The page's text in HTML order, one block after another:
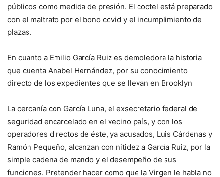
públicos como medida de presión. El coctel está preparado
con el maltrato por el bono covid y el incumplimiento de
plazas.
En cuanto a Emilio García Ruiz es demoledora la historia
que cuenta Anabel Hernández, por su conocimiento
directo de los expedientes que se llevan en Brooklyn.
La cercanía con García Luna, el exsecretario federal de
seguridad encarcelado en el vecino país, y con los
operadores directos de éste, ya acusados, Luis Cárdenas y
Ramón Pequeño, alcanzan con nitidez a García Ruiz, por la
simple cadena de mando y el desempeño de sus
funciones. Pretender hacer como que la Virgen le habla no